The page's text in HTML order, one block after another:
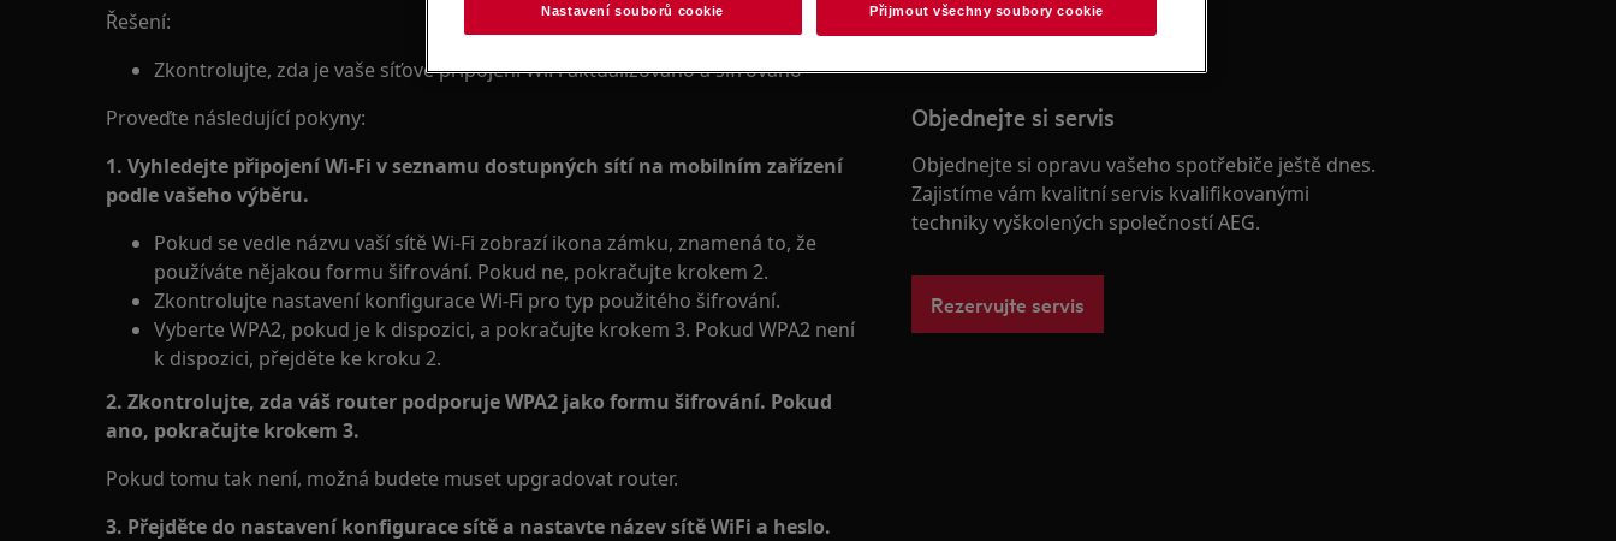
Řešení:
Zkontrolujte, zda je vaše síťové připojení WiFi aktualizováno a šifrováno
Proveďte následující pokyny:
1. Vyhledejte připojení Wi-Fi v seznamu dostupných sítí na mobilním zařízení
podle vašeho výběru.
Pokud se vedle názvu vaší sítě Wi-Fi zobrazí ikona zámku, znamená to, že
používáte nějakou formu šifrování. Pokud ne, pokračujte krokem 2.
Zkontrolujte nastavení konfigurace Wi-Fi pro typ použitého šifrování.
Vyberte WPA2, pokud je k dispozici, a pokračujte krokem 3. Pokud WPA2 není
k dispozici, přejděte ke kroku 2.
2. Zkontrolujte, zda váš router podporuje WPA2 jako formu šifrování. Pokud
ano, pokračujte krokem 3.
Pokud tomu tak není, možná budete muset upgradovat router.
3. Přejděte do nastavení konfigurace sítě a nastavte název sítě WiFi a heslo.
Objednejte si servis
Objednejte si opravu vašeho spotřebiče ještě dnes.
Zajistíme vám kvalitní servis kvalifikovanými
techniky vyškolených společností AEG.
Rezervujte servis
Nastavení souborů cookie Přijmout všechny soubory cookie